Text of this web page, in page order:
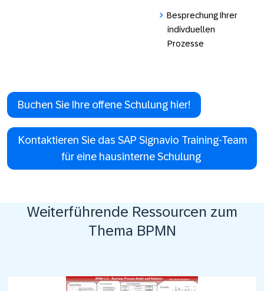
Besprechung Ihrer
indivduellen
Prozesse
Buchen Sie Ihre offene Schulung hier!
Kontaktieren Sie das SAP Signavio Training-Team
für eine hausinterne Schulung
Weiterführende Ressourcen zum
Thema BPMN